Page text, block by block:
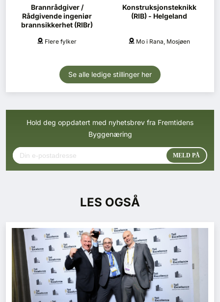
Brannrådgiver /
Rådgivende ingeniør
brannsikkerhet (RIBr)
Flere fylker
Konstruksjonsteknikk
(RIB) - Helgeland
Mo i Rana, Mosjøen
Se alle ledige stillinger her
Hold deg oppdatert med nyhetsbrev fra Fremtidens
Byggenæring
LES OGSÅ